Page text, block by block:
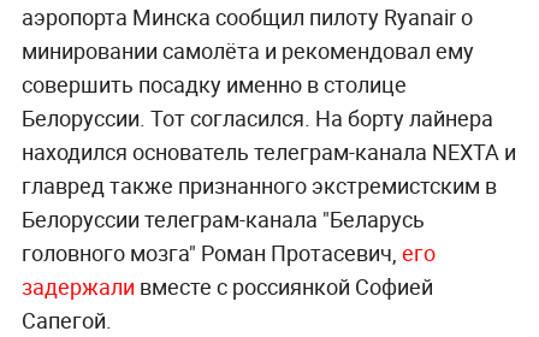
аэропорта Минска сообщил пилоту Ryanair о
минировании самолёта и рекомендовал ему
совершить посадку именно в столице
Белоруссии. Тот согласился. На борту лайнера
находился основатель телеграм-канала NEXTA и
главред также признанного экстремистским в
Белоруссии телеграм-канала "Беларусь
головного мозга" Роман Протасевич, его
задержали вместе с россиянкой Софией
Сапегой.